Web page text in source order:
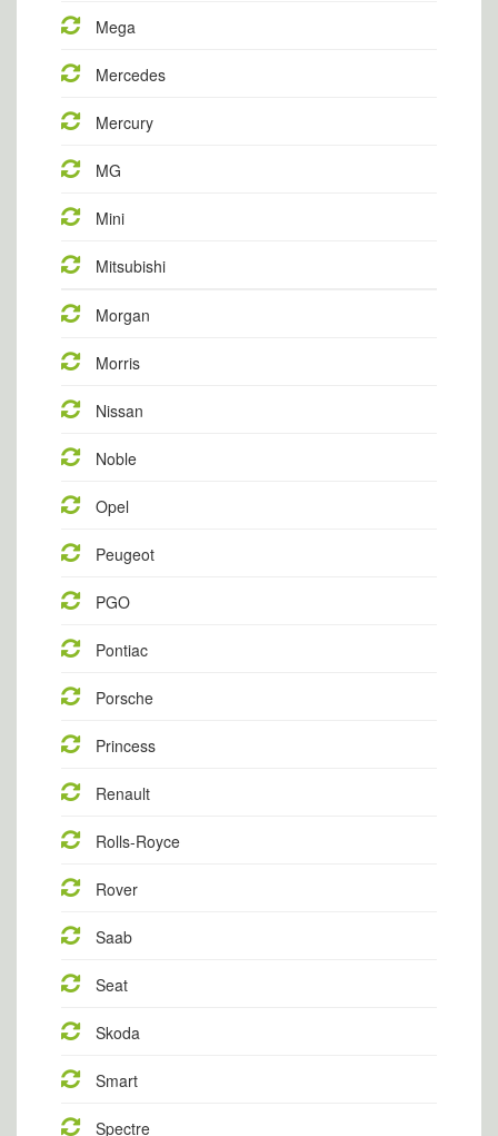
Mega
Mercedes
Mercury
MG
Mini
Mitsubishi
Morgan
Morris
Nissan
Noble
Opel
Peugeot
PGO
Pontiac
Porsche
Princess
Renault
Rolls-Royce
Rover
Saab
Seat
Skoda
Smart
Spectre